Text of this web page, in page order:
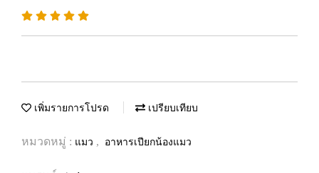
เพิ่มรายการโปรด เปรียบเทียบ
หมวดหมู่ : แมว , อาหารเปียกน้องแมว